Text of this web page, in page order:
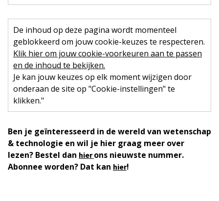
De inhoud op deze pagina wordt momenteel
geblokkeerd om jouw cookie-keuzes te respecteren.
Klik hier om jouw cookie-voorkeuren aan te passen
en de inhoud te bekijken.
Je kan jouw keuzes op elk moment wijzigen door
onderaan de site op "Cookie-instellingen" te
klikken."
Ben je geïnteresseerd in de wereld van wetenschap
& technologie en wil je hier graag meer over
lezen? Bestel dan hierons nieuwste nummer.
Abonnee worden? Dat kan hier!